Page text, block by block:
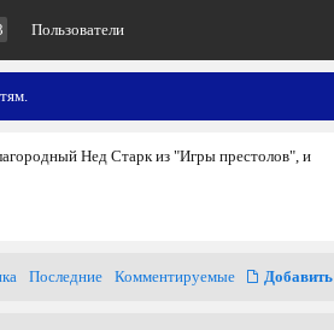
Пользователи
Нед Старк из "Игры престолов", и
Последние Комментируемые Добавить